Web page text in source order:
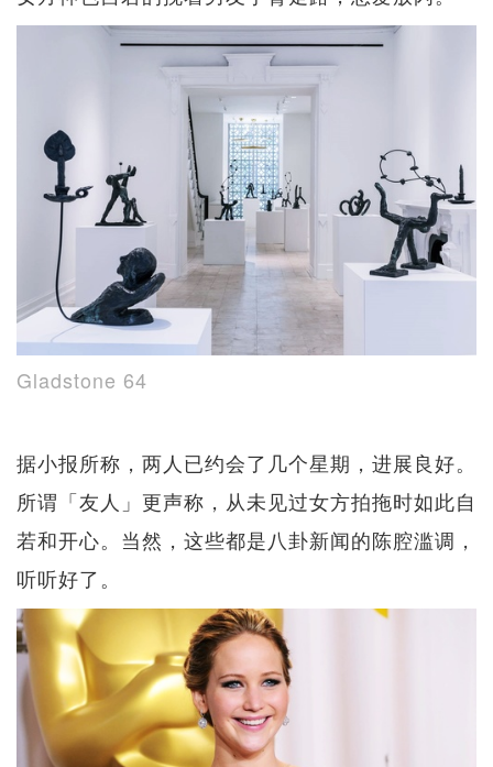
Gladstone 64
据小报所称，两人已约会了几个星期，进展良好。
所谓「友人」更声称，从未见过女方拍拖时如此自
若和开心。当然，这些都是八卦新闻的陈腔滥调，
听听好了。